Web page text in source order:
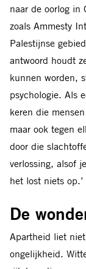
naar de oorlog in
zoals Ammesty
Palestijnse
antwoord houdt
kunnen worden,
psychologie. Als
keren die
maar ook tegen
door die
verlossing, alsof
het lost niets op.’
De
Apartheid liet
ongelijkheid.